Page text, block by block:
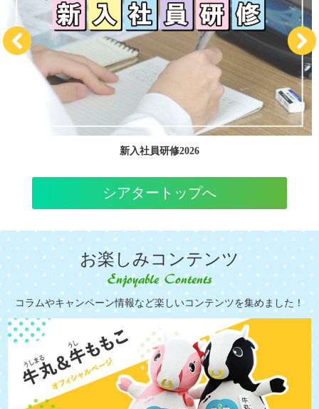
新入社員研修2026
シアタートップへ
お楽しみコンテンツ
コラムやキャンペーン情報など楽しいコンテンツを集めました！